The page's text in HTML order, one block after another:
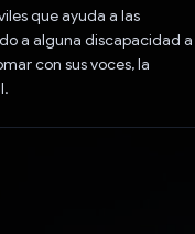
que ayuda a las
a alguna discapacidad a
con sus voces, la